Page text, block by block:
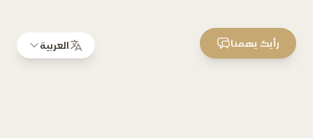
العربية رأيك يهمنا